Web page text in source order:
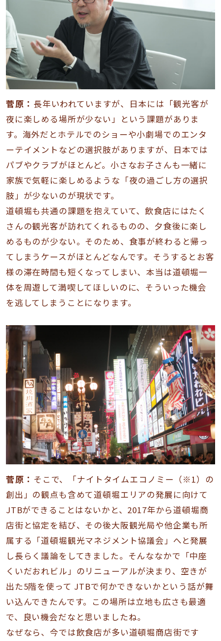
菅原： 長年いわれていますが、日本には「観光客が
夜に楽しめる場所が少ない」という課題がありま
す。海外だとホテルでのショーや小劇場でのエンタ
ーテイメントなどの選択肢がありますが、日本では
パブやクラブがほとんど。小さなお子さんも一緒に
家族で気軽に楽しめるような「夜の過ごし方の選択
肢」が少ないのが現状です。
道頓堀も共通の課題を抱えていて、飲食店にはたく
さんの観光客が訪れてくれるものの、夕食後に楽し
めるものが少ない。そのため、食事が終わると帰っ
てしまうケースがほとんどなんです。そうするとお客
様の滞在時間も短くなってしまい、本当は道頓堀一
体を周遊して満喫してほしいのに、そういった機会
を逃してしまうことになります。
菅原： そこで、「ナイトタイムエコノミー（※1）の
創出」の観点も含めて道頓堀エリアの発展に向けて
JTBができることはないかと、2017年から道頓堀商
店街と協定を結び、その後大阪観光局や他企業も所
属する「道頓堀観光マネジメント協議会」へと発展
し長らく議論をしてきました。そんななかで「中座
くいだおれビル」のリニューアルが決まり、空きが
出た5階を使って JTBで何かできないかという話が舞
い込んできたんです。この場所は立地も広さも最適
で、良い機会だなと思いましたね。
なぜなら、今では飲食店が多い道頓堀商店街です